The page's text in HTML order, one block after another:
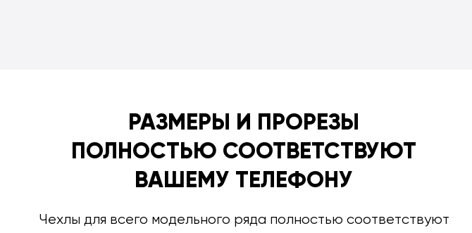
РАЗМЕРЫ И ПРОРЕЗЫ
ПОЛНОСТЬЮ СООТВЕТСТВУЮТ
ВАШЕМУ ТЕЛЕФОНУ
Чехлы для всего модельного ряда полностью соответствуют